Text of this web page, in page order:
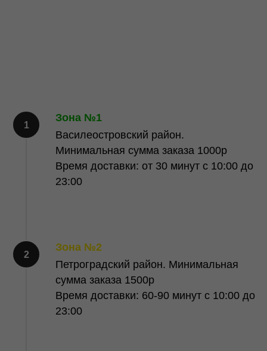
Зона №1
Василеостровский район.
Минимальная сумма заказа 1000р
Время доставки: от 30 минут c 10:00 до
23:00
Зона №2
Петроградский район. Минимальная
сумма заказа 1500р
Время доставки: 60-90 минут c 10:00 до
23:00